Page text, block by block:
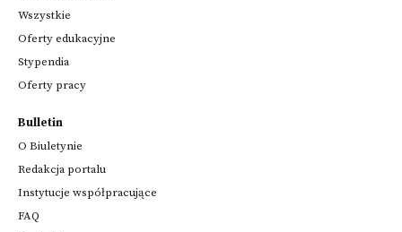
Wszystkie
Oferty edukacyjne
Stypendia
Oferty pracy
Bulletin
O Biuletynie
Redakcja portalu
Instytucje współpracujące
FAQ